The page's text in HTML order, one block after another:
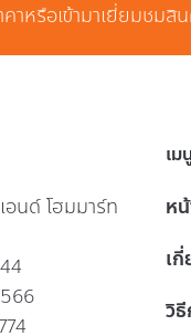
าหรือเข้ามาเยี่ยมชม
นด์ โฮมมาร์ท
เม
ห
เ
วิ